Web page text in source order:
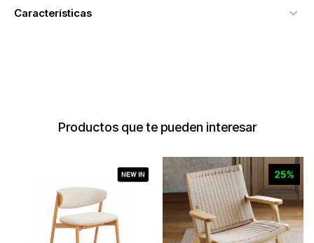
Características
Productos que te pueden interesar